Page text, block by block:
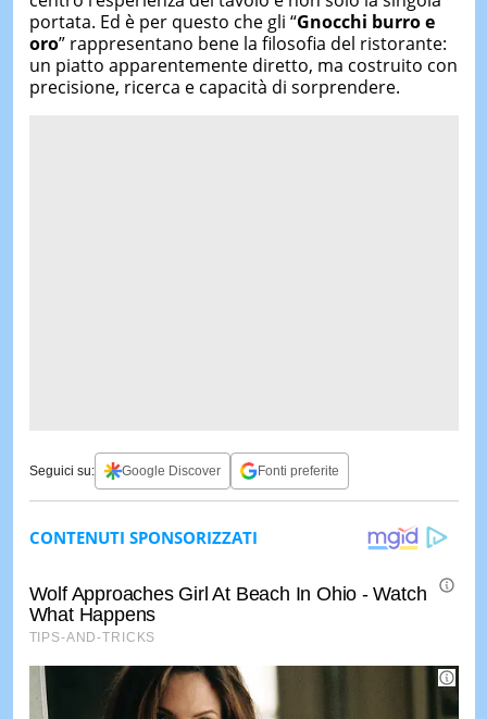
portata. Ed è per questo che gli “Gnocchi burro e
oro” rappresentano bene la filosofia del ristorante:
un piatto apparentemente diretto, ma costruito con
precisione, ricerca e capacità di sorprendere.
Seguici su: Google Discover Fonti preferite